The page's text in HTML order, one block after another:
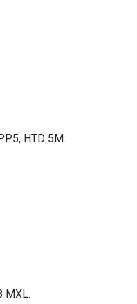
HTD 5М.
MXL.